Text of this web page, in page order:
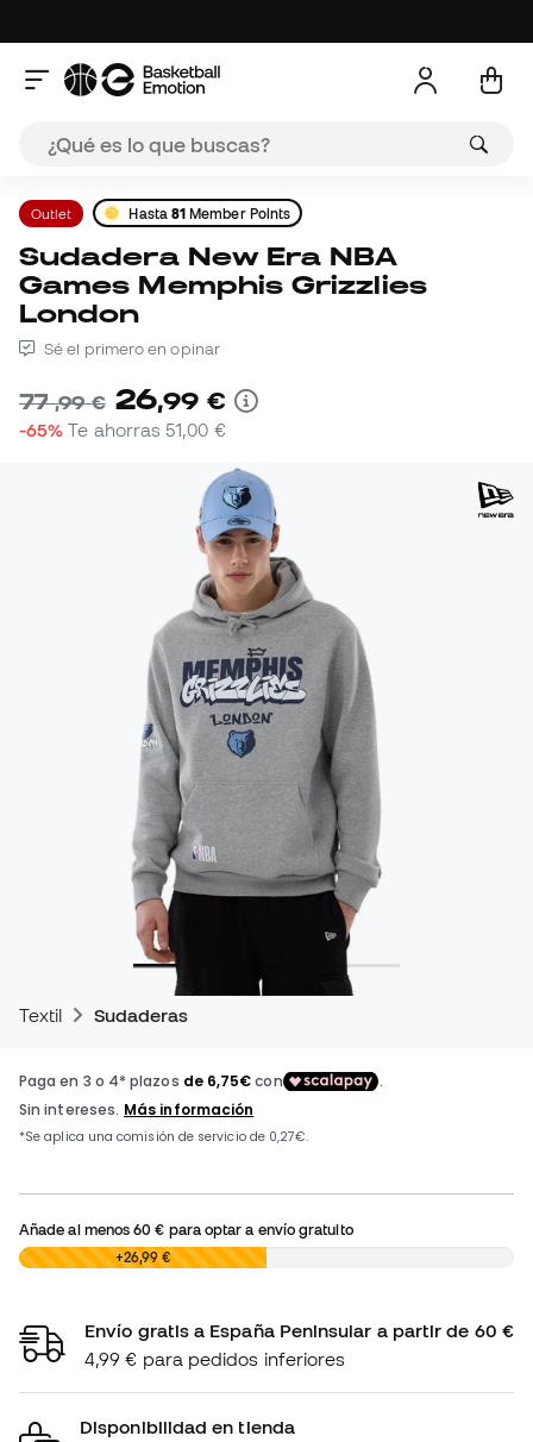
Outlet Hasta 81 Member Points
Sudadera New Era NBA
Games Memphis Grizzlies
London
Sé el primero en opinar
77,99 € 26,99 €
-65% Te ahorras51,00 €
Textil Sudaderas
Añade al menos60 € para optar a envío gratuito
0,00 € +26,99 €
Envío gratis a España Peninsular a partir de 60 €
4,99 € para pedidos inferiores
Disponibilidad en tienda